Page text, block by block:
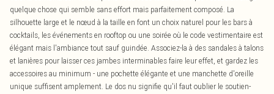
quelque chose qui semble sans effort mais parfaitement composé. La
silhouette large et le nœud à la taille en font un choix naturel pour les bars à
cocktails, les événements en rooftop ou une soirée où le code vestimentaire est
élégant mais l'ambiance tout sauf guindée. Associez-la à des sandales à talons
et lanières pour laisser ces jambes interminables faire leur effet, et gardez les
accessoires au minimum - une pochette élégante et une manchette d'oreille
unique suffisent amplement. Le dos nu signifie qu'il faut oublier le soutien-